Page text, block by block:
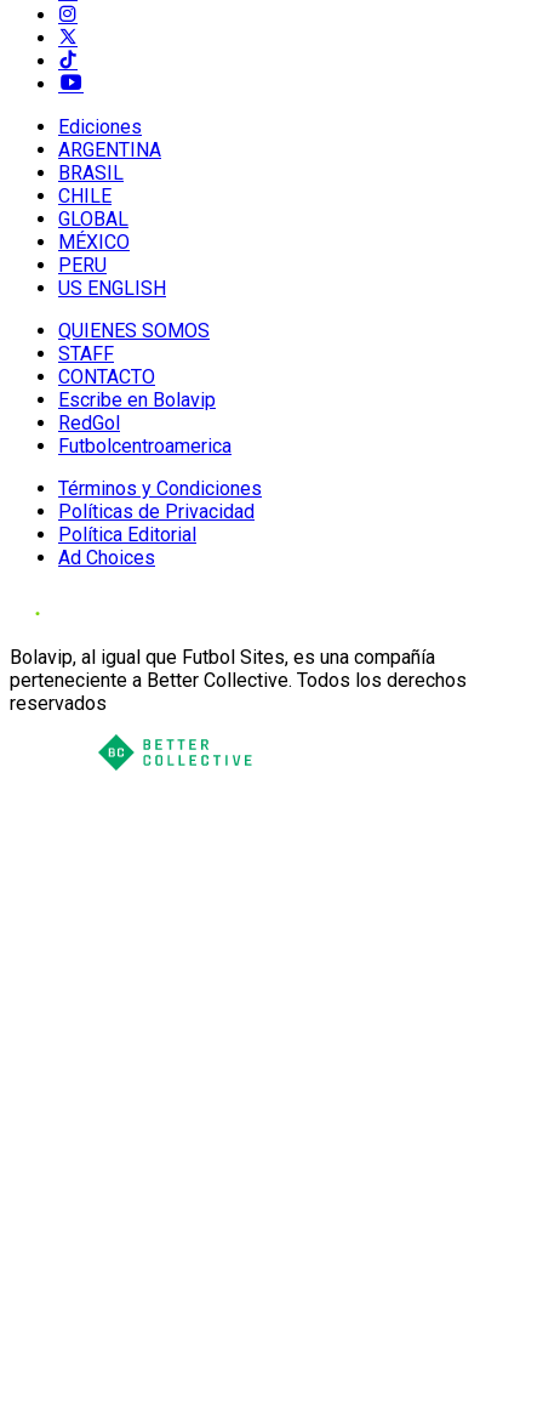
Ediciones
ARGENTINA
BRASIL
CHILE
GLOBAL
MÉXICO
PERU
US ENGLISH
QUIENES SOMOS
STAFF
CONTACTO
Escribe en Bolavip
RedGol
Futbolcentroamerica
Términos y Condiciones
Políticas de Privacidad
Política Editorial
Ad Choices
Bolavip, al igual que Futbol Sites, es una compañía
perteneciente a Better Collective. Todos los derechos
reservados